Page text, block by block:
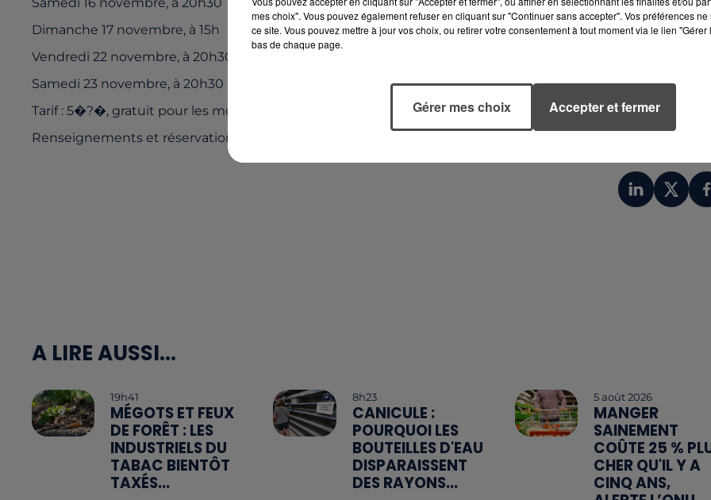
Dimanche 17 novembre, à 15h
Vendredi 22 novembre, à 20h30
Samedi 23 novembre, à 20h30
Tarif : 5�?�, gratuit pour les moins de 12 ans.
Renseignements et réservations : www.lesrcalesdubataclan.fr ou au 06 95 75 50 01.
A LIRE AUSSI...
19h41
MÉGOTS ET FEUX
DE FORÊT : LES
INDUSTRIELS DU
TABAC BIENTÔT
TAXÉS...
8h23
CANICULE :
POURQUOI LES
BOUTEILLES D'EAU
DISPARAISSENT
DES RAYONS...
5 août 2026
MANGER
SAINEMENT
COÛTE 25 %
CHER QU'IL Y A
CINQ ANS,
mes choix". Vous pouvez également refuser en cliquant sur "Continuer sans accepter". Vos préférences
ce site. Vous pouvez mettre à jour vos choix, ou retirer votre consentement à tout moment via le lien
bas de chaque page.
Gérer mes choix Accepter et fermer